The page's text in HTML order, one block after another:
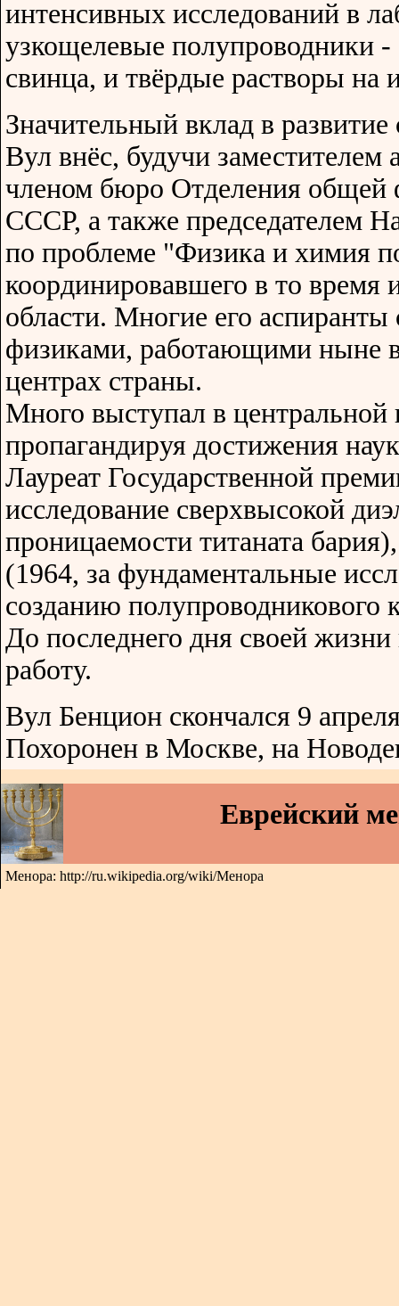
интенсивных исследований в
узкощелевые полупроводники -
свинца, и твёрдые растворы на
Значительный вклад в
Вул внёс, будучи заместителем
членом бюро Отделения
СССР, а также председателем
по проблеме "Физика и химия
координировавшего в то время
области. Многие его
физиками, работающими ныне
центрах страны.
Много выступал в центральной
пропагандируя достижения
Лауреат Государственной
исследование сверхвысокой
проницаемости титаната
(1964, за фундаментальные
созданию полупроводникового
До последнего дня своей
работу.
Вул Бенцион скончался 9
Похоронен в Москве, на
Еврейский
Менора: http://ru.wikipedia.org/wiki/Менора